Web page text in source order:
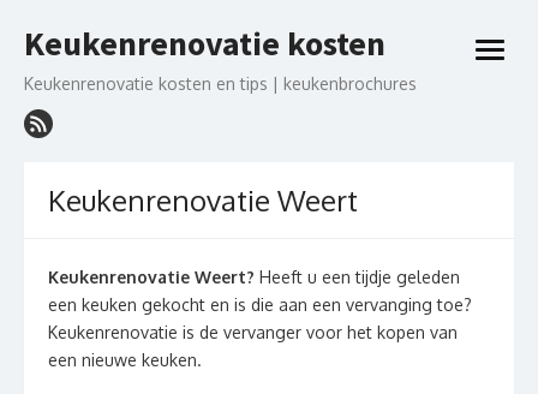
naar
inhoud
Keukenrenovatie kosten
Keukenrenovatie kosten en tips | keukenbrochures
open
Keukenrenovatie Weert
Keukenrenovatie Weert? Heeft u een tijdje geleden
een keuken gekocht en is die aan een vervanging toe?
Keukenrenovatie is de vervanger voor het kopen van
een nieuwe keuken.